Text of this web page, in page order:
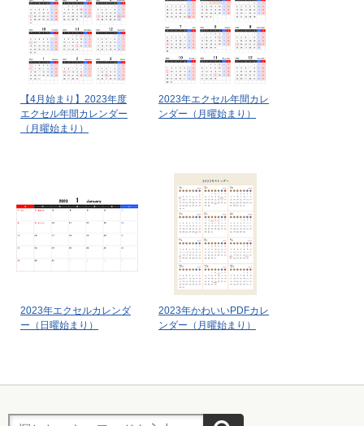
【4月始まり】2023年度
エクセル年間カレンダー
（月曜始まり）
2023年エクセル年間カレ
ンダー（月曜始まり）
2023年エクセルカレンダ
ー（日曜始まり）
2023年かわいいPDFカレ
ンダー（月曜始まり）